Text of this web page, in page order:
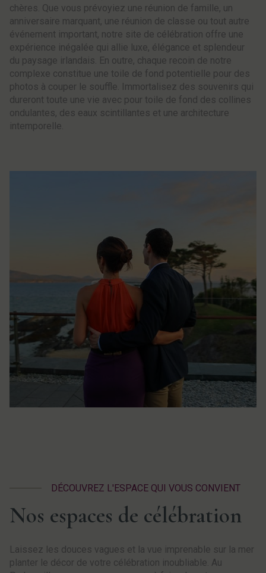
chères. Que vous prévoyiez une réunion de famille, un
anniversaire marquant, une réunion de classe ou tout autre
événement important, notre site de célébration offre une
expérience inégalée qui allie luxe, élégance et splendeur
du paysage irlandais. En outre, chaque recoin de notre
complexe constitue une toile de fond potentielle pour des
photos à couper le souffle. Immortalisez des souvenirs qui
dureront toute une vie avec pour toile de fond des collines
ondulantes, des eaux scintillantes et une architecture
intemporelle.
DÉCOUVREZ L'ESPACE QUI VOUS CONVIENT
Nos espaces de célébration
Laissez les douces vagues et la vue imprenable sur la mer
planter le décor de votre célébration inoubliable. Au